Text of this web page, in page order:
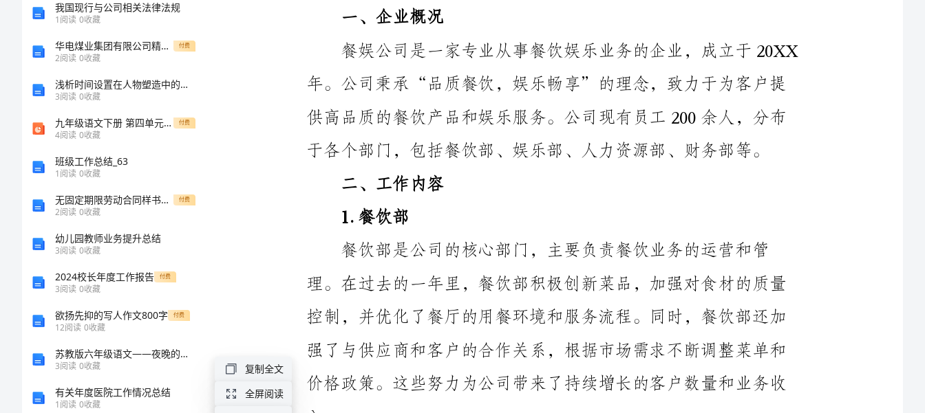
一、
我国现行与公司相关法律法规
1阅读 0收藏
华电煤业集团有限公司精益化管理推行指导大纲 付费
2阅读 0收藏
浅析时间设置在人物塑造中的作用
3阅读 0收藏
九年级语文下册 第四单元《夜上受降城闻笛》课件1 北师大版 付费
4阅读 0收藏
班级工作总结_63
1阅读 0收藏
无固定期限劳动合同样书通用版 付费
2阅读 0收藏
幼儿园教师业务提升总结
3阅读 0收藏
2024校长年度工作报告 付费
3阅读 0收藏
欲扬先抑的写人作文800字 付费
12阅读 0收藏
苏教版六年级语文——夜晚的实验习题
3阅读 0收藏
有关年度医院工作情况总结
1阅读 0收藏
娱乐部面向客户提供多种娱乐项目，包括KTV、游戏区、演
出等。在过去的一年里，娱乐部不断丰富和更新娱乐项目，提升
供高品质的餐饮产品和娱乐服务。公司现有员工200余人，分布
于各个部门，包括餐饮部、娱乐部、人力资源部、财务部等。
二、工作内容
餐饮部是公司的核心部门，主要负责餐饮业务的运营和管
强了与供应商和客户的合作关系，根据市场需求不断调整菜单和
2.娱乐部
复制全文
全屏阅读